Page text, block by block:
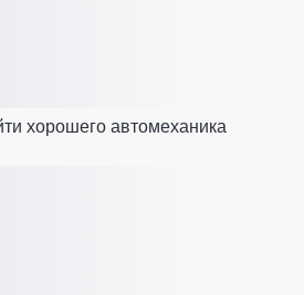
хорошего автомеханика